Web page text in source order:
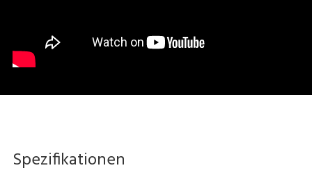
Spezifikationen